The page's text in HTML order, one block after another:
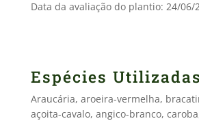
Data da avaliação do plantio: 24/06/
Espécies Utilizadas
Araucária, aroeira-vermelha,
açoita-cavalo, angico-branco,